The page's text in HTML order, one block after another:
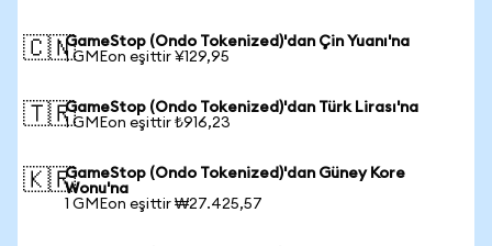
🇨🇳GameStop (Ondo Tokenized)'dan Çin Yuanı'na
1 GMEon eşittir ¥129,95
🇹🇷GameStop (Ondo Tokenized)'dan Türk Lirası'na
1 GMEon eşittir ₺916,23
🇰🇷GameStop (Ondo Tokenized)'dan Güney Kore
Wonu'na
1 GMEon eşittir ₩27.425,57